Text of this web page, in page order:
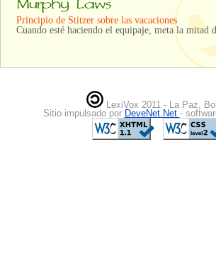
Principio de Stitzer sobre las vacaciones
Cuando esté haciendo el equipaje, meta la mitad
LexiVox 2011 - La Paz,
Sitio impulsado por DeveNet.Net -